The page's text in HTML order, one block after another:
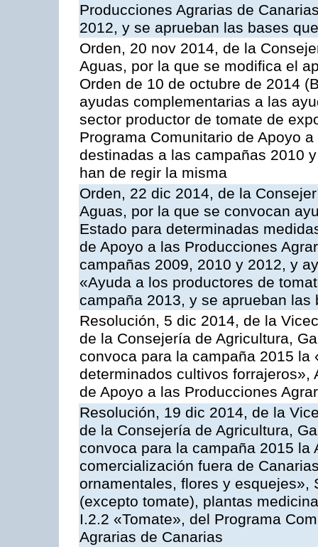
Producciones Agrarias de
2012, y se aprueban las bases
Orden, 20 nov 2014, de la
Aguas, por la que se modifica el
Orden de 10 de octubre de 2014
ayudas complementarias a las
sector productor de tomate de
Programa Comunitario de Apoyo
destinadas a las campañas 2010
han de regir la misma
Orden, 22 dic 2014, de la
Aguas, por la que se convocan
Estado para determinadas
de Apoyo a las Producciones
campañas 2009, 2010 y 2012, y
«Ayuda a los productores de
campaña 2013, y se aprueban
Resolución, 5 dic 2014, de la
de la Consejería de Agricultura,
convoca para la campaña 2015 la
determinados cultivos forrajeros»,
de Apoyo a las Producciones
Resolución, 19 dic 2014, de la
de la Consejería de Agricultura,
convoca para la campaña 2015 la
comercialización fuera de
ornamentales, flores y esquejes»,
(excepto tomate), plantas
I.2.2 «Tomate», del Programa
Agrarias de Canarias